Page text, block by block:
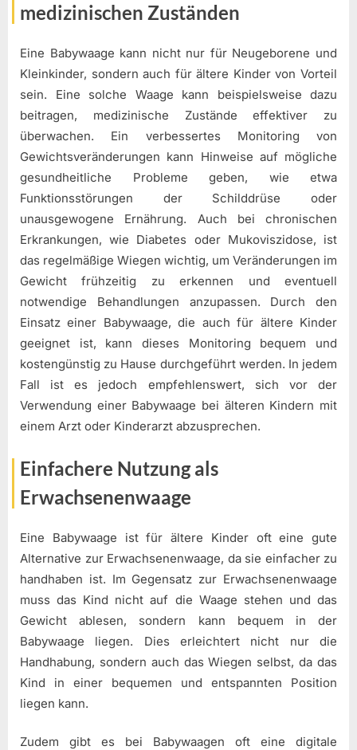
medizinischen Zuständen
Eine Babywaage kann nicht nur für Neugeborene und
Kleinkinder, sondern auch für ältere Kinder von Vorteil
sein. Eine solche Waage kann beispielsweise dazu
beitragen, medizinische Zustände effektiver zu
überwachen. Ein verbessertes Monitoring von
Gewichtsveränderungen kann Hinweise auf mögliche
gesundheitliche Probleme geben, wie etwa
Funktionsstörungen der Schilddrüse oder
unausgewogene Ernährung. Auch bei chronischen
Erkrankungen, wie Diabetes oder Mukoviszidose, ist
das regelmäßige Wiegen wichtig, um Veränderungen im
Gewicht frühzeitig zu erkennen und eventuell
notwendige Behandlungen anzupassen. Durch den
Einsatz einer Babywaage, die auch für ältere Kinder
geeignet ist, kann dieses Monitoring bequem und
kostengünstig zu Hause durchgeführt werden. In jedem
Fall ist es jedoch empfehlenswert, sich vor der
Verwendung einer Babywaage bei älteren Kindern mit
einem Arzt oder Kinderarzt abzusprechen.
Einfachere Nutzung als
Erwachsenenwaage
Eine Babywaage ist für ältere Kinder oft eine gute
Alternative zur Erwachsenenwaage, da sie einfacher zu
handhaben ist. Im Gegensatz zur Erwachsenenwaage
muss das Kind nicht auf die Waage stehen und das
Gewicht ablesen, sondern kann bequem in der
Babywaage liegen. Dies erleichtert nicht nur die
Handhabung, sondern auch das Wiegen selbst, da das
Kind in einer bequemen und entspannten Position
liegen kann.
Zudem gibt es bei Babywaagen oft eine digitale